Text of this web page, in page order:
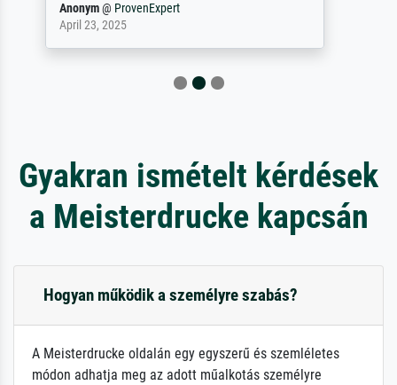
philip@ProvenExpert
September 23, 2025
Gyakran ismételt kérdések
a Meisterdrucke kapcsán
Hogyan működik a személyre szabás?
A Meisterdrucke oldalán egy egyszerű és szemléletes
módon adhatja meg az adott műalkotás személyre